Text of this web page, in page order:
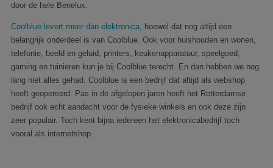
door de hele Benelux.
Coolblue levert meer dan elektronica, hoewel dat nog altijd een
belangrijk onderdeel is van Coolblue. Ook voor huishouden en wonen,
telefonie, beeld en geluid, printers, keukenapparatuur, speelgoed,
gaming en tuinieren kun je bij Coolblue terecht. En dan hebben we nog
lang niet alles gehad. Coolblue is een bedrijf dat altijd als webshop
heeft geopereerd. Pas in de afgelopen jaren heeft het Rotterdamse
bedrijf ook echt aandacht voor de fysieke winkels en ook deze zijn
zeer populair. Toch kent bijna iedereen het elektronicabedrijf toch
vooral als internetshop.